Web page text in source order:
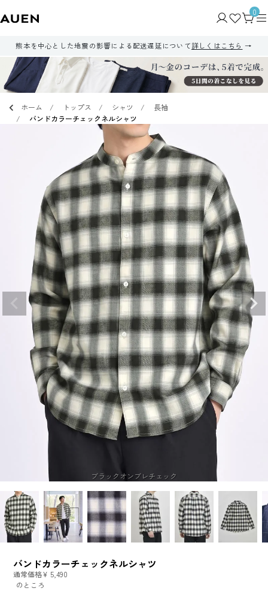
0
熊本を中心とした地震の影響による配送遅延について詳しくはこちら
ホーム トップス シャツ
長袖
バンドカラーチェックネルシャツ
ブラックオンブレチェック
バンドカラーチェックネルシャツ
通常価格¥ 5,490
のところ